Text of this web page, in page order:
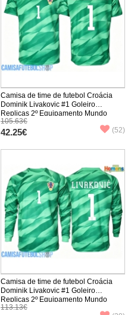
Camisa de time de futebol Croácia
Dominik Livakovic #1 Goleiro
Replicas 2º Equipamento Mundo
2026 Manga Curta
105.63€
42.25€ (52)
Camisa de time de futebol Croácia
Dominik Livakovic #1 Goleiro
Replicas 2º Equipamento Mundo
2026 Manga Comprida
113.13€